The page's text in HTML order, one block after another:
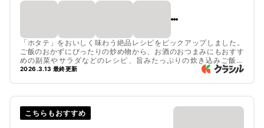
「ホタテ」をおいしく味わう絶品レシピをピックアップしました。
ご飯のおかずにぴったりの炒め物から、お酒のおつまみにもおすす
めの副菜やサラダなどのレシピ、旨みたっぷりの炊き込みご飯な
ど、たくさんのレシピをご紹介しています。ぜひチェックしてみて
2026.3.13 最終更新
こちらもおすすめ